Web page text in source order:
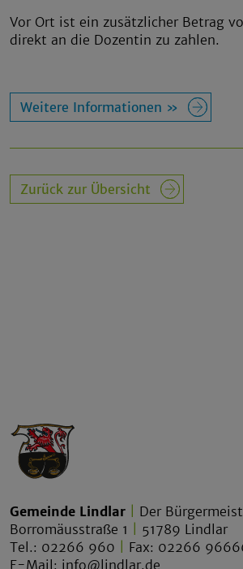
Vor Ort ist ein zusätzlicher Betrag
direkt an die Dozentin zu zahlen.
Weitere Informationen »
Zurück zur Übersicht
Gemeinde Lindlar
Der
Borromäusstraße 1
51789 Lindlar
Tel.: 02266 960
Fax: 02266
E-Mail: info@lindlar.de